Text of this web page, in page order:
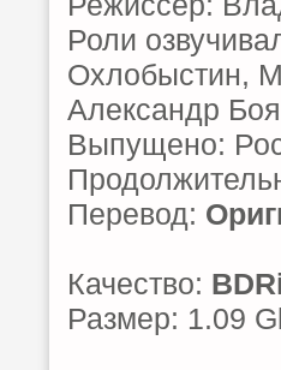
Роли
Охлобыстин,
Александр
Выпущено:
Перевод:
Качество:
Размер: 1.09